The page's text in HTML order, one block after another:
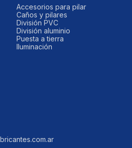
Accesorios para pilar
Caños y pilares
División PVC
División aluminio
Puesta a tierra
Iluminación